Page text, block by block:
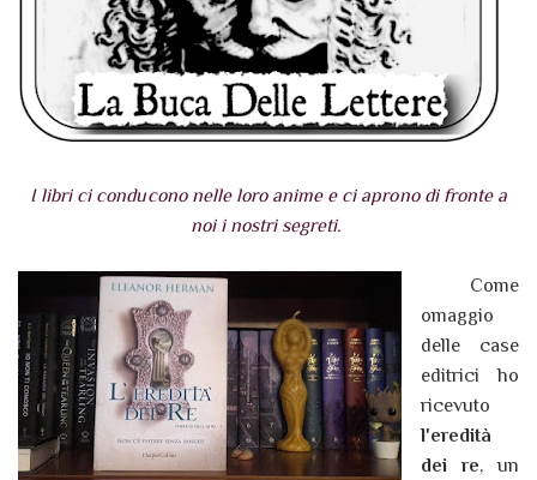
I libri ci conducono nelle loro anime e ci aprono di fronte a
noi i nostri segreti.
Come
omaggio
delle case
editrici ho
ricevuto
l'eredità
dei re, un